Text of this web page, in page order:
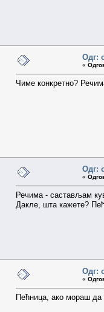
Одг:
«
Чиме конкретно?
Одг:
«
Речима - састављам
Дакле, шта кажете?
Одг:
«
Пећница, ако мораш да